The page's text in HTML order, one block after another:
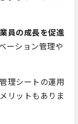
員の成長を促進
ーション管理や
理シートの運用
リットもありま